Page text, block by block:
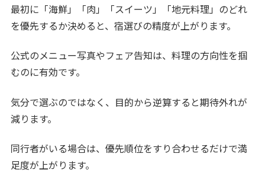
最初に「海鮮」「肉」「スイーツ」「地元料理」のどれ
を優先するか決めると、宿選びの精度が上がります。
公式のメニュー写真やフェア告知は、料理の方向性を掴
むのに有効です。
気分で選ぶのではなく、目的から逆算すると期待外れが
減ります。
同行者がいる場合は、優先順位をすり合わせるだけで満
足度が上がります。